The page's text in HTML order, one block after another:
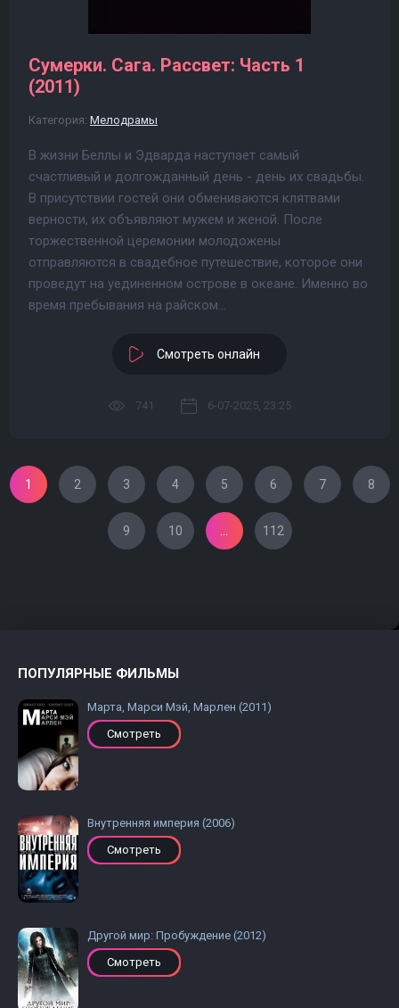
ПОПУЛЯРНЫЕ ФИЛЬМЫ
Марта, Марси Мэй, Марлен (2011)
Смотреть
Внутренняя империя (2006)
Смотреть
Другой мир: Пробуждение (2012)
Смотреть
Сумерки. Сага. Рассвет: Часть 1
(2011)
Категория: Мелодрамы
В жизни Беллы и Эдварда наступает самый
счастливый и долгожданный день - день их свадьбы.
В присутствии гостей они обмениваются клятвами
верности, их объявляют мужем и женой. После
торжественной церемонии молодожены
отправляются в свадебное путешествие, которое они
проведут на уединенном острове в океане. Именно во
время пребывания на райском...
Смотреть онлайн
741 6-07-2025, 23:25
1 2 3 4 5 6 7 8
9 10 112